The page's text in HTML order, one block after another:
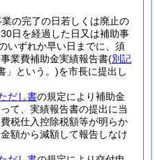
の完了の日若しくは廃止の
日を経過した日又は補助事
いずれか早い日までに、須
業費補助金実績報告書(別記
」という。)を市長に提出し
だし書の規定により補助金
て、実績報告書の提出に当
税仕入控除税額等が明らか
額から減額して報告しなけ